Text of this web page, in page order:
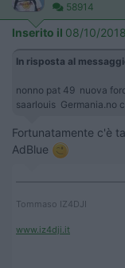
58914
Inserito il 08/10/2018
In risposta al
nonno pat 49 nuova
saarlouis Germania.no
Fortunatamente c'è
AdBlue
Tommaso IZ4DJI
www.iz4dji.it